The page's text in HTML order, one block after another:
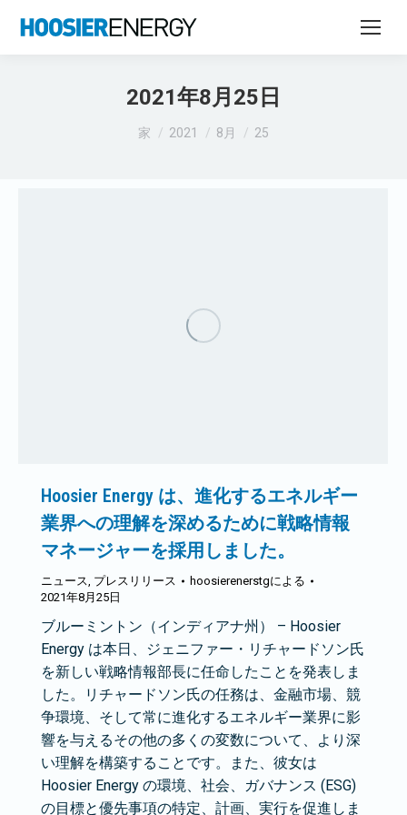
2021年8月25日
あなたはここにいる：
家 2021 8月 25
Hoosier Energy は、進化するエネルギー
業界への理解を深めるために戦略情報
マネージャーを採用しました。
ニュース, プレスリリース hoosierenerstgによる
2021年8月25日
ブルーミントン（インディアナ州） – Hoosier
Energy は本日、ジェニファー・リチャードソン氏
を新しい戦略情報部長に任命したことを発表しま
した。リチャードソン氏の任務は、金融市場、競
争環境、そして常に進化するエネルギー業界に影
響を与えるその他の多くの変数について、より深
い理解を構築することです。また、彼女は
Hoosier Energy の環境、社会、ガバナンス (ESG)
の目標と優先事項の特定、計画、実行を促進しま